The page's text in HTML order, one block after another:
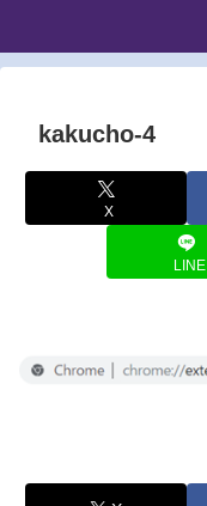
kakucho-4
X
LINE